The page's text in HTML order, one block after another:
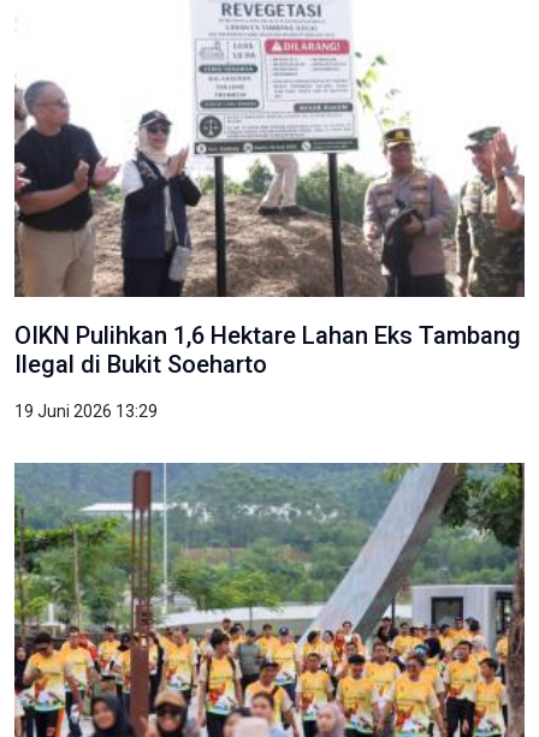
OIKN Pulihkan 1,6 Hektare Lahan Eks Tambang
Ilegal di Bukit Soeharto
19 Juni 2026 13:29